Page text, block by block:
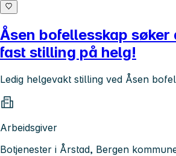
Åsen bofellesskap
fast stilling på helg!
Ledig helgevakt stilling ved Åsen
Arbeidsgiver
Botjenester i Årstad, Bergen